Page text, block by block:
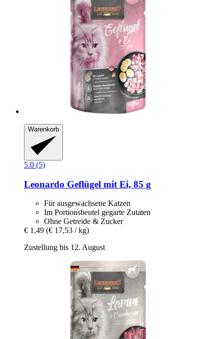
Warenkorb
5.0 (5)
Leonardo Geflügel mit Ei, 85 g
Für ausgewachsene Katzen
Im Portionsbeutel gegarte Zutaten
Ohne Getreide & Zucker
€ 1,49 (€ 17,53 / kg)
Zustellung bis 12. August